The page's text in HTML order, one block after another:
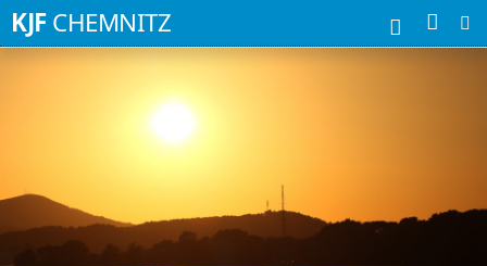
KJF CHEMNITZ Suchbegriffe